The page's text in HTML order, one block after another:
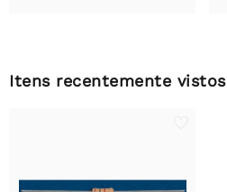
Itens recentemente vistos